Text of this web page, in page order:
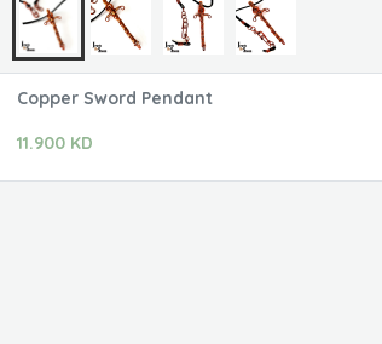
Copper Sword Pendant
11.900 KD